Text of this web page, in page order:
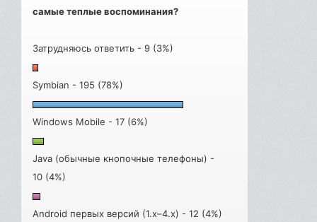
самые теплые воспоминания?
Затрудняюсь ответить - 9 (3%)
Symbian - 195 (78%)
Windows Mobile - 17 (6%)
Java (обычные кнопочные телефоны) -
10 (4%)
Android первых версий (1.x–4.x) - 12 (4%)